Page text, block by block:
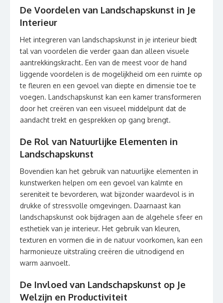
De Voordelen van Landschapskunst in Je
Interieur
Het integreren van landschapskunst in je interieur biedt
tal van voordelen die verder gaan dan alleen visuele
aantrekkingskracht. Een van de meest voor de hand
liggende voordelen is de mogelijkheid om een ruimte op
te fleuren en een gevoel van diepte en dimensie toe te
voegen. Landschapskunst kan een kamer transformeren
door het creëren van een visueel middelpunt dat de
aandacht trekt en gesprekken op gang brengt.
De Rol van Natuurlijke Elementen in
Landschapskunst
Bovendien kan het gebruik van natuurlijke elementen in
kunstwerken helpen om een gevoel van kalmte en
sereniteit te bevorderen, wat bijzonder waardevol is in
drukke of stressvolle omgevingen. Daarnaast kan
landschapskunst ook bijdragen aan de algehele sfeer en
esthetiek van je interieur. Het gebruik van kleuren,
texturen en vormen die in de natuur voorkomen, kan een
harmonieuze uitstraling creëren die uitnodigend en
warm aanvoelt.
De Invloed van Landschapskunst op Je
Welzijn en Productiviteit